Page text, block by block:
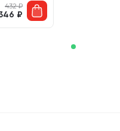
432₽
₽